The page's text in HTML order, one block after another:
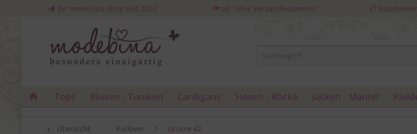
Ihr modebina Shop seit 2003 ab 100 € Versandkostenfrei
Tops Blusen - Tuniken Cardigans Hosen - Röcke Jacken - Mäntel
Übersicht Pullover Grösse 42